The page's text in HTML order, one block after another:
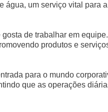
água, um serviço vital para a
de trabalhar em
produtos e
para o mundo
que as operações